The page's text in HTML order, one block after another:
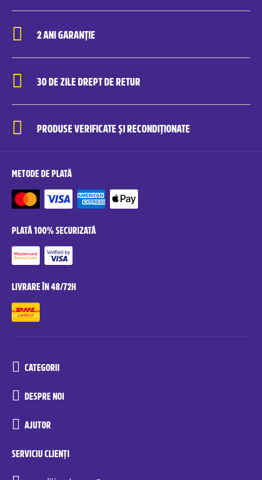
2 ANI GARANȚIE
30 DE ZILE DREPT DE RETUR
PRODUSE VERIFICATE ȘI RECONDIȚIONATE
METODE DE PLATĂ
PLATĂ 100% SECURIZATĂ
LIVRARE ÎN 48/72H
CATEGORII
DESPRE NOI
AJUTOR
SERVICIU CLIENȚI